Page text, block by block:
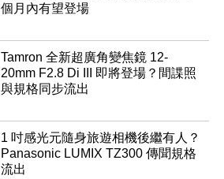
個月內有望登場
Tamron 全新超廣角變焦鏡 12-
20mm F2.8 Di III 即將登場？間諜照
與規格同步流出
1 吋感光元隨身旅遊相機後繼有人？
Panasonic LUMIX TZ300 傳聞規格
流出